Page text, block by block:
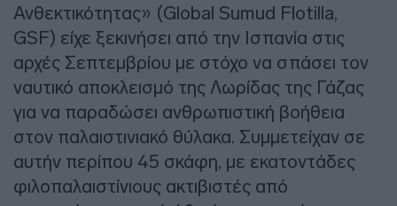
Ανθεκτικότητας» (Global Sumud Flotilla,
GSF) είχε ξεκινήσει από την Ισπανία στις
αρχές Σεπτεμβρίου με στόχο να σπάσει τον
ναυτικό αποκλεισμό της Λωρίδας της Γάζας
για να παραδώσει ανθρωπιστική βοήθεια
στον παλαιστινιακό θύλακα. Συμμετείχαν σε
αυτήν περίπου 45 σκάφη, με εκατοντάδες
φιλοπαλαιστίνιους ακτιβιστές από